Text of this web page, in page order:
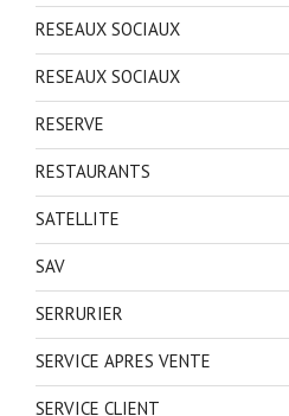
RESEAUX SOCIAUX
RESEAUX SOCIAUX
RESERVE
RESTAURANTS
SATELLITE
SAV
SERRURIER
SERVICE APRES VENTE
SERVICE CLIENT